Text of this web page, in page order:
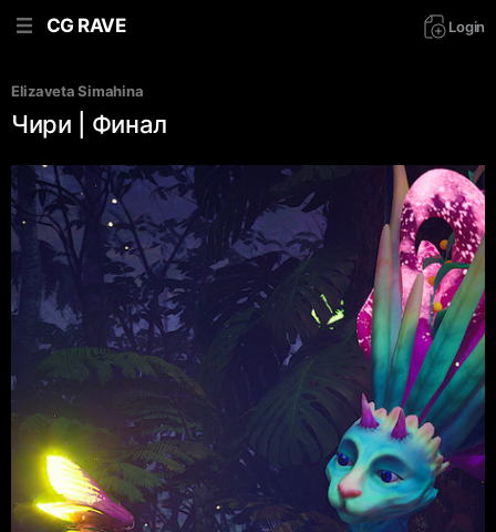
CG RAVE Login
Elizaveta Simahina
Чири | Финал